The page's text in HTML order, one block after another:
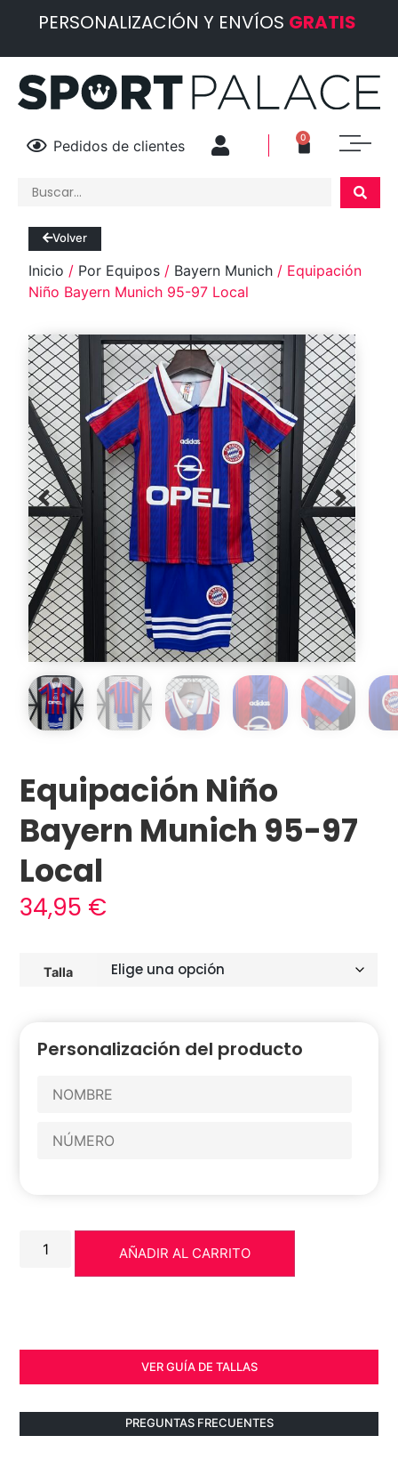
PERSONALIZACIÓN Y ENVÍOS GRATIS
Pedidos de clientes 0
Equipación Niño
Bayern Munich 95-97
Local
34,95 €
Talla
Personalización del producto
AÑADIR AL CARRITO
VER GUÍA DE TALLAS
PREGUNTAS FRECUENTES
Volver
Inicio / Por Equipos / Bayern Munich / Equipación
Niño Bayern Munich 95-97 Local